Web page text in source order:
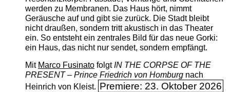
werden zu Membranen. Das Haus hört, nimmt
Geräusche auf und gibt sie zurück. Die Stadt bleibt
nicht draußen, sondern tritt akustisch in das Theater
ein. So entsteht ein zentrales Bild für das neue Gorki:
ein Haus, das nicht nur sendet, sondern empfängt.
Mit Marco FusinatofolgtIN THE CORPSE OF THE
PRESENT – Prince Friedrich von Homburgnach
Heinrich von Kleist. Premiere: 23. Oktober 2026